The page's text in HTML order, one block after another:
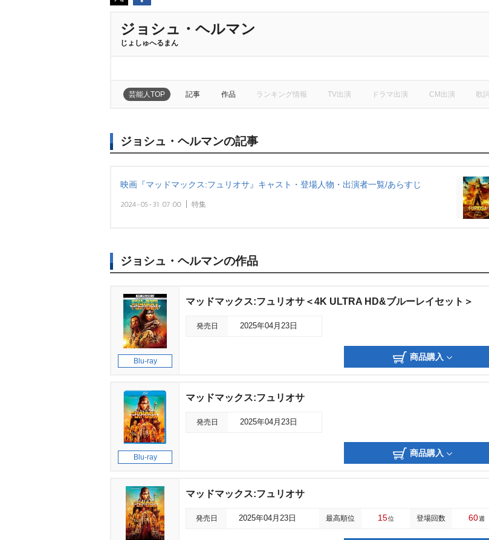
ジョシュ・ヘルマン
じょしゅへるまん
芸能人TOP 記事 作品 ランキング情報 TV出演 ドラマ出演 CM出演 歌詞
ジョシュ・ヘルマンの記事
映画『マッドマックス:フュリオサ』キャスト・登場人物・出演者一覧/あらすじ
2024-05-31 07:00 特集
ジョシュ・ヘルマンの作品
Blu-ray
マッドマックス:フュリオサ＜4K ULTRA HD&ブルーレイセット＞
発売日 2025年04月23日
商品購入
Blu-ray
マッドマックス:フュリオサ
発売日 2025年04月23日
商品購入
マッドマックス:フュリオサ
発売日 2025年04月23日 最高順位 15位 登場回数 60週